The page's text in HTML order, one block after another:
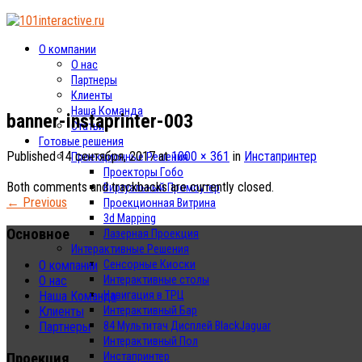
О компании
О нас
Партнеры
Клиенты
Наша Команда
Статьи
Готовые решения
Проекционные Решения
Проекторы Гобо
Виртуальный Промоутер
Проекционная Витрина
3d Mapping
Лазерная Проекция
Интерактивные Решения
Сенсорные Киоски
Интерактивные столы
Навигация в ТРЦ
Интерактивный Бар
84 Мультитач Дисплей BlackJaguar
Интерактивный Пол
Инстапринтер
banner-instaprinter-003
Published14 сентября, 2017at1000 × 361 in Инстапринтер
Both comments and trackbacks are currently closed.
← Previous
Основное
О компании
О нас
Наша Команда
Клиенты
Партнеры